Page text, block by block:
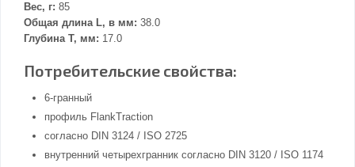
Вес, г: 85
Общая длина L, в мм: 38.0
Глубина Т, мм: 17.0
Потребительские свойства:
6-гранный
профиль FlankTraction
согласно DIN 3124 / ISO 2725
внутренний четырехгранник согласно DIN 3120 / ISO 1174